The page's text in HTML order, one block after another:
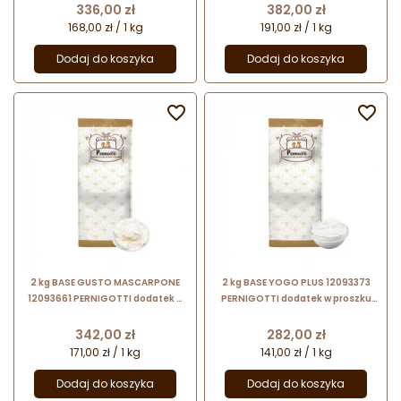
Cena
336,00 zł
168,00 zł / 1 kg
Dodaj do koszyka
mieszanki lodowej
Cena
382,00 zł
191,00 zł / 1 kg
Dodaj do koszyka
2 kg BASE GUSTO MASCARPONE
12093661 PERNIGOTTI dodatek w
serka mascarpone
Cena
342,00 zł
171,00 zł / 1 kg
Dodaj do koszyka

2 kg BASE YOGO PLUS 12093373
PERNIGOTTI dodatek w proszku
naturalnego
Cena
282,00 zł
141,00 zł / 1 kg
Dodaj do koszyka
